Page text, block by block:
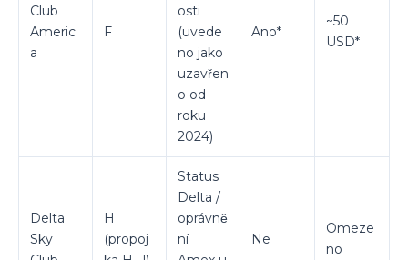
Club
Americ
a
F
osti
(uvede
no jako
uzavřen
o od
roku
2024)
Ano*
~50
USD*
Delta
Sky
H
(propoj
Status
Delta /
oprávně
ní
Ne
Omeze
no